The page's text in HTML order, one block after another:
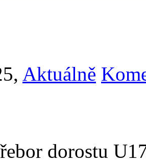
, Aktuálně
dorostu